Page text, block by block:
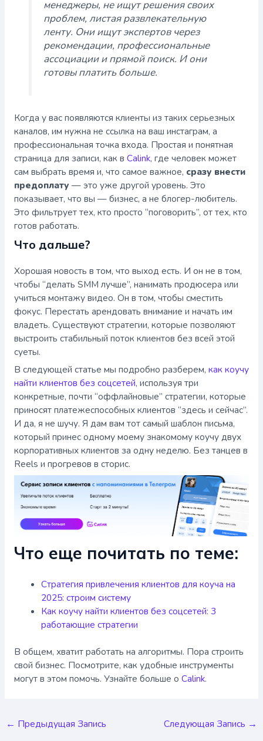
менеджеры, не ищут решения своих
проблем, листая развлекательную
ленту. Они ищут экспертов через
рекомендации, профессиональные
ассоциации и прямой поиск. И они
готовы платить больше.
Когда у вас появляются клиенты из таких серьезных
каналов, им нужна не ссылка на ваш инстаграм, а
профессиональная точка входа. Простая и понятная
страница для записи, как в Calink, где человек может
сам выбрать время и, что самое важное, сразу внести
предоплату — это уже другой уровень. Это
показывает, что вы — бизнес, а не блогер-любитель.
Это фильтрует тех, кто просто “поговорить”, от тех, кто
готов работать.
Что дальше?
Хорошая новость в том, что выход есть. И он не в том,
чтобы “делать SMM лучше”, нанимать продюсера или
учиться монтажу видео. Он в том, чтобы сместить
фокус. Перестать арендовать внимание и начать им
владеть. Существуют стратегии, которые позволяют
выстроить стабильный поток клиентов без всей этой
суеты.
В следующей статье мы подробно разберем, как коучу
найти клиентов без соцсетей, используя три
конкретные, почти “оффлайновые” стратегии, которые
приносят платежеспособных клиентов “здесь и сейчас”.
И да, я не шучу. Я дам вам тот самый шаблон письма,
который принес одному моему знакомому коучу двух
корпоративных клиентов за одну неделю. Без танцев в
Reels и прогревов в сторис.
Что еще почитать по теме:
Стратегия привлечения клиентов для коуча на
2025: строим систему
Как коучу найти клиентов без соцсетей: 3
работающие стратегии
В общем, хватит работать на алгоритмы. Пора строить
свой бизнес. Посмотрите, как удобные инструменты
могут в этом помочь. Узнайте больше о Calink.
Навигация
← Предыдущая Запись Следующая Запись →